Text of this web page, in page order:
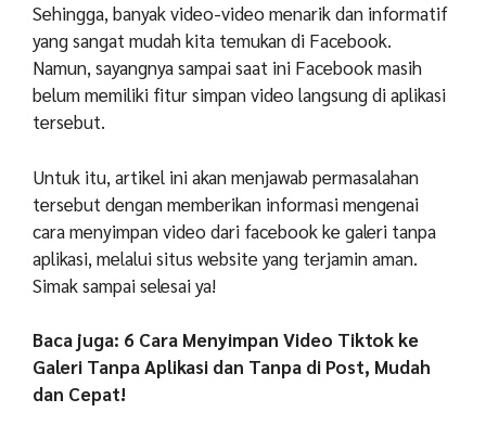
Sehingga, banyak video-video menarik dan informatif
yang sangat mudah kita temukan di Facebook.
Namun, sayangnya sampai saat ini Facebook masih
belum memiliki fitur simpan video langsung di aplikasi
tersebut.
Untuk itu, artikel ini akan menjawab permasalahan
tersebut dengan memberikan informasi mengenai
cara menyimpan video dari facebook ke galeri tanpa
aplikasi, melalui situs website yang terjamin aman.
Simak sampai selesai ya!
Baca juga: 6 Cara Menyimpan Video Tiktok ke
Galeri Tanpa Aplikasi dan Tanpa di Post, Mudah
dan Cepat!